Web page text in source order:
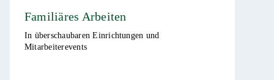
Familiäres Arbeiten ​
In überschaubaren Einrichtungen und
Mitarbeiterevents​​​